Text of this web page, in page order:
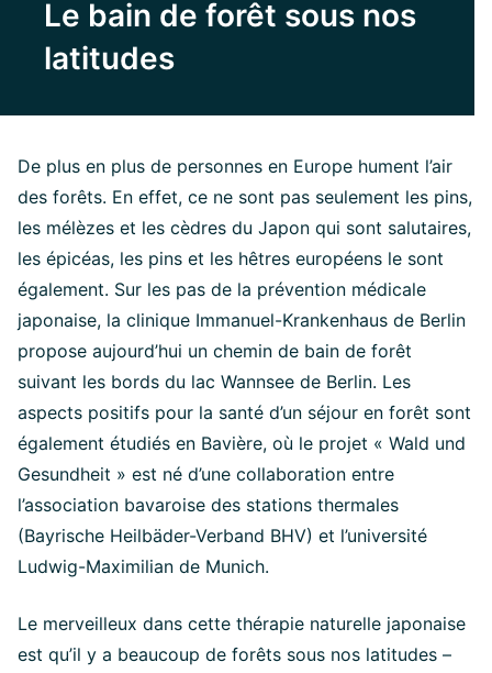
Le bain de forêt sous nos
latitudes
De plus en plus de personnes en Europe hument l’air
des forêts. En effet, ce ne sont pas seulement les pins,
les mélèzes et les cèdres du Japon qui sont salutaires,
les épicéas, les pins et les hêtres européens le sont
également. Sur les pas de la prévention médicale
japonaise, la clinique Immanuel-Krankenhaus de Berlin
propose aujourd’hui un chemin de bain de forêt
suivant les bords du lac Wannsee de Berlin. Les
aspects positifs pour la santé d’un séjour en forêt sont
également étudiés en Bavière, où le projet « Wald und
Gesundheit » est né d’une collaboration entre
l’association bavaroise des stations thermales
(Bayrische Heilbäder-Verband BHV) et l’université
Ludwig-Maximilian de Munich.
Le merveilleux dans cette thérapie naturelle japonaise
est qu’il y a beaucoup de forêts sous nos latitudes –